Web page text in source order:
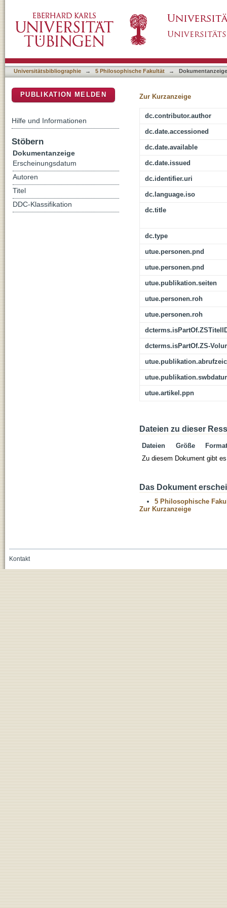
postmigrantisches Zusammenleben
Universitätsbibliographie → 5 Philosophische Fakultät → Dokumentanzeige
Zur Kurzanzeige
dc.contributor.author
dc.date.accessioned
dc.date.available
dc.date.issued
dc.identifier.uri
dc.language.iso
dc.title
dc.type
utue.personen.pnd
utue.personen.pnd
utue.publikation.seiten
utue.personen.roh
utue.personen.roh
dcterms.isPartOf.ZS-
utue.artikel.ppn
Dateien zu dieser
Dateien Größe
Format
Zu diesem Dokument gibt
Das Dokument
5 Philosophische
Zur Kurzanzeige
PUBLIKATION MELDEN
Hilfe und Informationen
Stöbern
Dokumentanzeige
Erscheinungsdatum
Autoren
Titel
DDC-Klassifikation
Kontakt